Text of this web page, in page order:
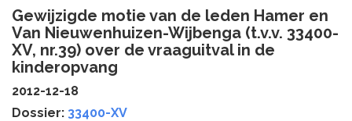
Gewijzigde motie van de leden Hamer en
Van Nieuwenhuizen-Wijbenga (t.v.v. 33400-
XV, nr.39) over de vraaguitval in de
kinderopvang
2012-12-18
Dossier: 33400-XV